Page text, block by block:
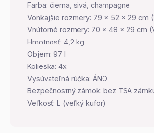
Farba: čierna, sivá, champagne
Vonkajšie rozmery: 79 x 52 x 29 cm
Vnútorné rozmery: 70 x 48 x 29 cm
Hmotnosť: 4,2 kg
Objem: 97 l
Kolieska: 4x
Vysúvateľná rúčka: ÁNO
Bezpečnostný zámok: bez TSA
Veľkosť: L (veľký kufor)